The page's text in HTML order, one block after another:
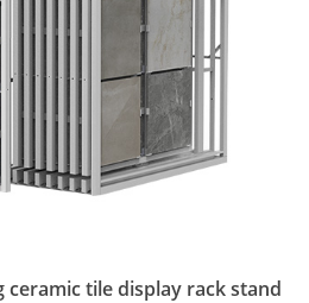
tile display rack stand